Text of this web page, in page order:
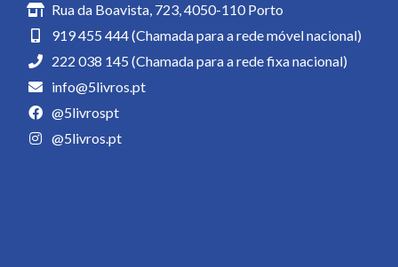
Rua da Boavista, 723, 4050-110 Porto
919 455 444 (Chamada para a rede móvel nacional)
222 038 145 (Chamada para a rede fixa nacional)
info@5livros.pt
@5livrospt
@5livros.pt